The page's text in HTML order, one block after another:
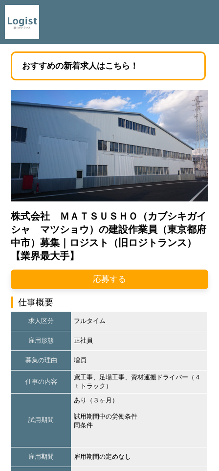
おすすめの新着求人はこちら！
株式会社 ＭＡＴＳＵＳＨＯ（カブシキガイ
シャ マツショウ）の建設作業員（東京都府
中市）募集｜ロジスト（旧ロジトランス）
【業界最大手】
応募する
仕事概要
求人区分 フルタイム
雇用形態 正社員
募集の理由 増員
仕事の内容
鳶工事、足場工事、資材運搬ドライバー（４
ｔトラック）
試用期間
あり（３ヶ月）
試用期間中の労働条件
同条件
雇用期間 雇用期間の定めなし